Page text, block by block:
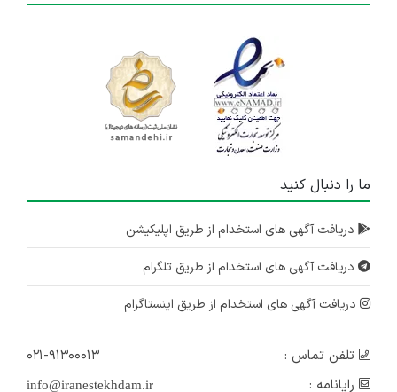
ما را دنبال کنید
دریافت آگهی های استخدام از طریق اپلیکیشن
دریافت آگهی های استخدام از طریق تلگرام
دریافت آگهی های استخدام از طریق اینستاگرام
تلفن تماس :
۰۲۱-۹۱۳۰۰۰۱۳
رایانامه :
info@iranestekhdam.ir